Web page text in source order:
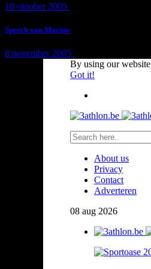
18 oktober 2005
Speech van Marino
8 november 2005
By using our
Got it!
About us
Privacy
Contact
Adverteren
08 aug 2026